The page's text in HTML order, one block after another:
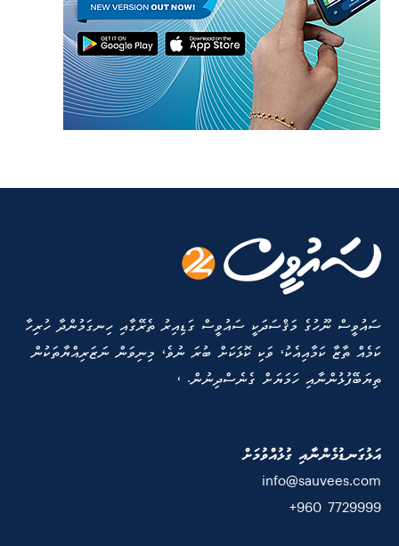
ސައުވީސް ނޫހުގެ މަޤްސަދަކީ ސައުވީސް ގަޑިއިރު ތެރޭގާއި ހިނގަމުންދާ ހުރިހާ
ކަމެއް ތާޒާ ކަމާއިއެކު، ވަކި ކޮޅަކަށް ބުރަ ނުވެ، މިނިވަން ނަޒަރިއްޔާތަކުން
ތިޔަބޭފުޅުންނާއި ހަމަޔަށް ގެނެސްދިނުން. ،
އަޅުގަނޑުމެންނާއި ގުޅުއްވުމަށް
info@sauvees.com
7729999 960+